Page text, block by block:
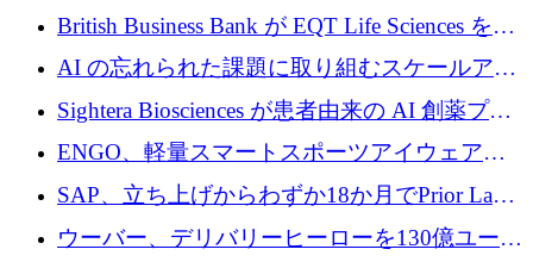
ウーバーはデリバリー・ヒーローを130億ユー
ロの契約で買収、レボルトは2027年に米国の
銀行を立ち上げる
British Business Bank が EQT Life Sciences を
2,500 万ユーロのコミットメントで支援
AI の忘れられた課題に取り組むスケールアッ
プを実現: カメラロール
Sightera Biosciences が患者由来の AI 創薬プラ
ットフォームを拡大するために 300 万ユーロ
ENGO、軽量スマートスポーツアイウェアの
進歩のために510万ユーロを調達
SAP、立ち上げからわずか18か月でPrior Labs
を10億ユーロ以上の契約で買収
ウーバー、デリバリーヒーローを130億ユーロ